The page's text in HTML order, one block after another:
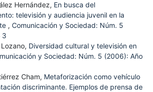
Hernández, En busca del
televisión y audiencia juvenil en la
, Comunicación y Sociedad: Núm. 5
3
Diversidad cultural y televisión en
y Sociedad: Núm. 5 (2006): Año
Cham, Metaforización como vehículo
discriminante. Ejemplos de prensa de